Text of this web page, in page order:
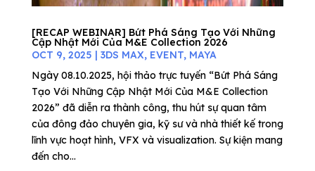
[RECAP WEBINAR] Bứt Phá Sáng Tạo Với Những
Cập Nhật Mới Của M&E Collection 2026
OCT 9, 2025 | 3DS MAX, EVENT, MAYA
Ngày 08.10.2025, hội thảo trực tuyến “Bứt Phá Sáng
Tạo Với Những Cập Nhật Mới Của M&E Collection
2026” đã diễn ra thành công, thu hút sự quan tâm
của đông đảo chuyên gia, kỹ sư và nhà thiết kế trong
lĩnh vực hoạt hình, VFX và visualization. Sự kiện mang
đến cho...